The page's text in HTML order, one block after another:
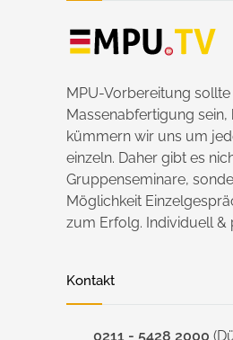
MPU-Vorbereitung sollte
Massenabfertigung sein,
kümmern wir uns um
einzeln. Daher gibt es
Gruppenseminare,
Möglichkeit
zum Erfolg. Individuell &
Kontakt
0211 - 5428 2000